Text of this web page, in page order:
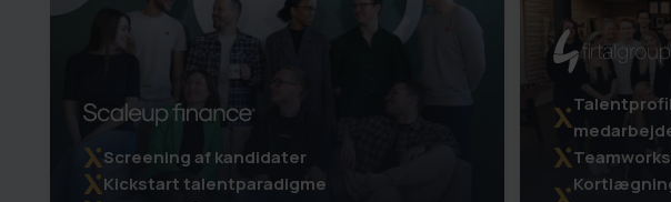
Screening af kandidater
Kickstart talentparadigme